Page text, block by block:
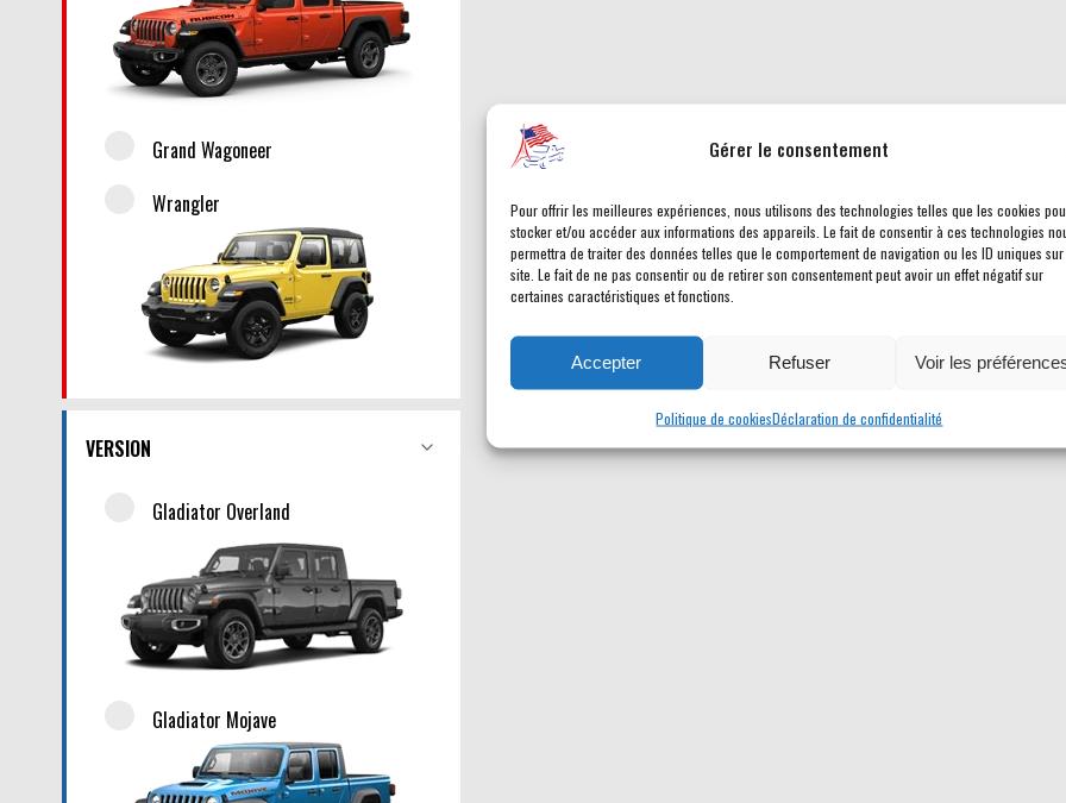
Gérer le consentement
Pour offrir les meilleures expériences, nous utilisons des technologies telles que les cookies
stocker et/ou accéder aux informations des appareils. Le fait de consentir à ces technologies
permettra de traiter des données telles que le comportement de navigation ou les ID uniques
site. Le fait de ne pas consentir ou de retirer son consentement peut avoir un effet négatif sur
certaines caractéristiques et fonctions.
Accepter Refuser Voir les
Politique de cookiesDéclaration de confidentialité
Grand Wagoneer
Wrangler
VERSION
Gladiator Overland
Gladiator Mojave